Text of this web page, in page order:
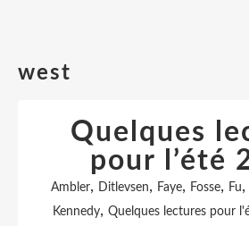
west
Quelques
pour l’été
Ambler, Ditlevsen, Faye, Fosse, Fu,
Kennedy, Quelques lectures pour